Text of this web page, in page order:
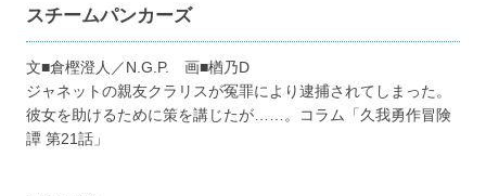
スチームパンカーズ
文■倉樫澄人／N.G.P. 画■楢乃D
ジャネットの親友クラリスが冤罪により逮捕されてしまった。
彼女を助けるために策を講じたが……。コラム「久我勇作冒険
譚 第21話」